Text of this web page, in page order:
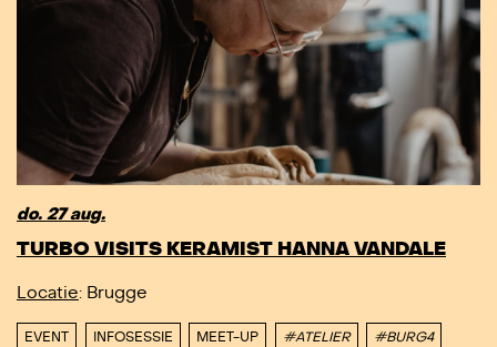
do. 27 aug.
TURBO VISITS KERAMIST HANNA VANDALE
Locatie: Brugge
EVENT INFOSESSIE MEET-UP #ATELIER #BURG4